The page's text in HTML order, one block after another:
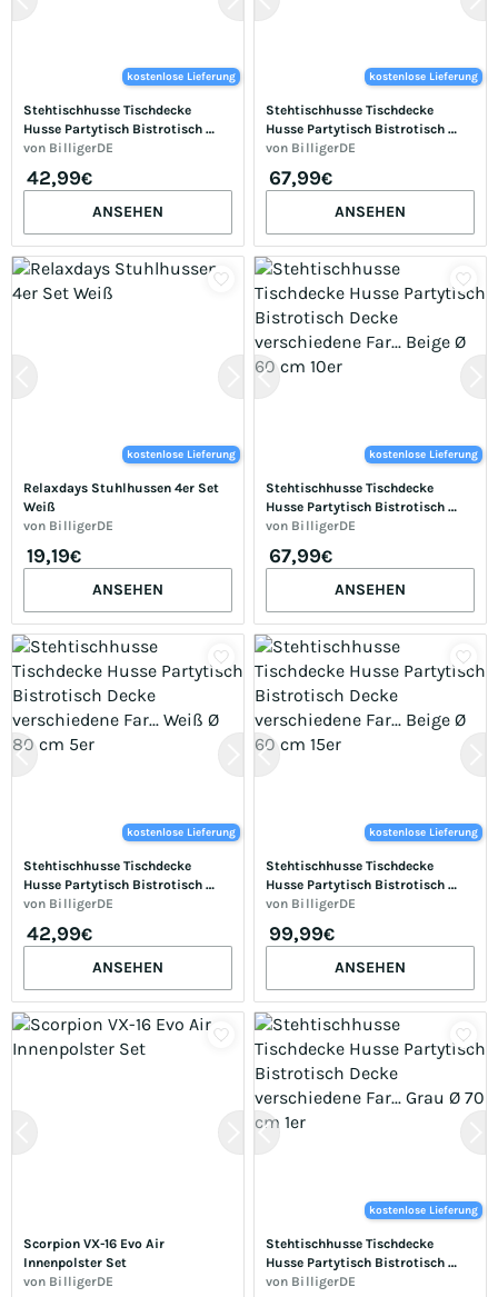
kostenlose Lieferung
Stehtischhusse Tischdecke
Husse Partytisch Bistrotisch
Decke verschiedene Far... Weiß Ø
von BilligerDE
42,99€
ANSEHEN
kostenlose Lieferung
Stehtischhusse Tischdecke
Husse Partytisch Bistrotisch
Decke verschiedene Far... Weiß Ø
von BilligerDE
67,99€
ANSEHEN
kostenlose Lieferung
Relaxdays Stuhlhussen 4er Set
Weiß
von BilligerDE
19,19€
ANSEHEN
kostenlose Lieferung
Stehtischhusse Tischdecke
Husse Partytisch Bistrotisch
Decke verschiedene Far... Beige Ø
von BilligerDE
67,99€
ANSEHEN
kostenlose Lieferung
Stehtischhusse Tischdecke
Husse Partytisch Bistrotisch
Decke verschiedene Far... Weiß Ø
von BilligerDE
42,99€
ANSEHEN
kostenlose Lieferung
Stehtischhusse Tischdecke
Husse Partytisch Bistrotisch
Decke verschiedene Far... Beige Ø
von BilligerDE
99,99€
ANSEHEN
Scorpion VX-16 Evo Air
Innenpolster Set
von BilligerDE
kostenlose Lieferung
Stehtischhusse Tischdecke
Husse Partytisch Bistrotisch
Decke verschiedene Far... Grau Ø
von BilligerDE